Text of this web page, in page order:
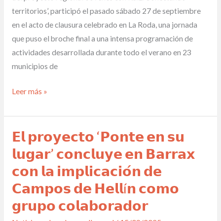
territorios’, participó el pasado sábado 27 de septiembre
en el acto de clausura celebrado en La Roda, una jornada
que puso el broche final a una intensa programación de
actividades desarrollada durante todo el verano en 23
municipios de
Leer más »
𝗘𝗹 𝗽𝗿𝗼𝘆𝗲𝗰𝘁𝗼 ‘𝗣𝗼𝗻𝘁𝗲 𝗲𝗻 𝘀𝘂
𝗹𝘂𝗴𝗮𝗿’ 𝗰𝗼𝗻𝗰𝗹𝘂𝘆𝗲 𝗲𝗻 𝗕𝗮𝗿𝗿𝗮𝘅
𝗰𝗼𝗻 𝗹𝗮 𝗶𝗺𝗽𝗹𝗶𝗰𝗮𝗰𝗶𝗼́𝗻 𝗱𝗲
𝗖𝗮𝗺𝗽𝗼𝘀 𝗱𝗲 𝗛𝗲𝗹𝗹í𝗻 𝗰𝗼𝗺𝗼
𝗴𝗿𝘂𝗽𝗼 𝗰𝗼𝗹𝗮𝗯𝗼𝗿𝗮𝗱𝗼𝗿
𝗘𝗹
𝗽𝗿𝗼𝘆𝗲𝗰𝘁𝗼
‘𝗣𝗼𝗻𝘁𝗲
𝗲𝗻
𝘀𝘂
𝗹𝘂𝗴𝗮𝗿’